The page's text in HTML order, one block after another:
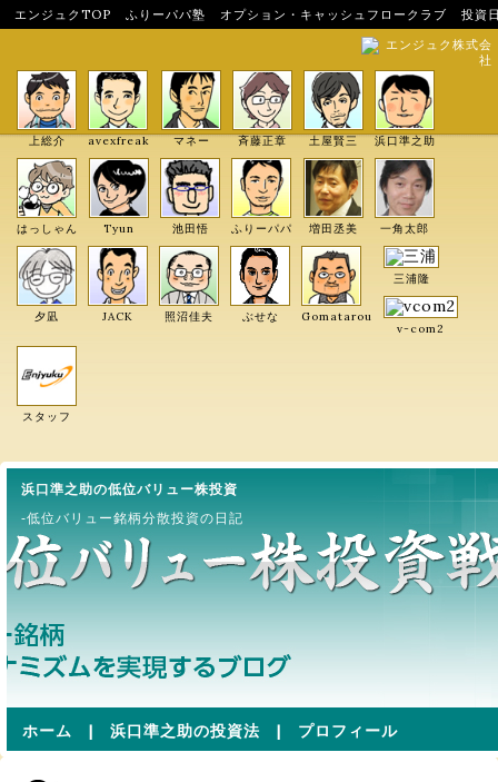
エンジュクTOP ふりーパパ塾 オプション・キャッシュフロークラブ
投資
エンジュク株式会
社
上総介 avexfreak マネー 斉藤正章 土屋賢三 浜口準之助
はっしゃん Tyun 池田悟 ふりーパパ 増田丞美 一角太郎
夕凪 JACK 照沼佳夫 ぶせな Gomatarou
三浦隆
v-com2
スタッフ
浜口準之助の低位バリュー株投資
-低位バリュー銘柄分散投資の日記
ホーム | 浜口準之助の投資法 | プロフィール